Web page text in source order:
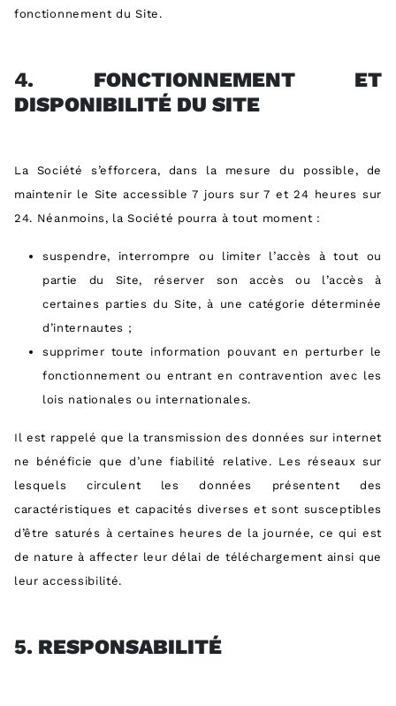
fonctionnement du Site.
4. FONCTIONNEMENT ET
DISPONIBILITÉ DU SITE
La Société s’efforcera, dans la mesure du possible, de
maintenir le Site accessible 7 jours sur 7 et 24 heures sur
24. Néanmoins, la Société pourra à tout moment :
suspendre, interrompre ou limiter l’accès à tout ou
partie du Site, réserver son accès ou l’accès à
certaines parties du Site, à une catégorie déterminée
d’internautes ;
supprimer toute information pouvant en perturber le
fonctionnement ou entrant en contravention avec les
lois nationales ou internationales.
Il est rappelé que la transmission des données sur internet
ne bénéficie que d’une fiabilité relative. Les réseaux sur
lesquels circulent les données présentent des
caractéristiques et capacités diverses et sont susceptibles
d’être saturés à certaines heures de la journée, ce qui est
de nature à affecter leur délai de téléchargement ainsi que
leur accessibilité.
5. RESPONSABILITÉ